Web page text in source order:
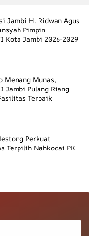
Jambi H. Ridwan Agus
Pimpin
Kota Jambi 2026-2029
Menang Munas,
Jambi Pulang Riang
Terbaik
Perkuat
Terpilih Nahkodai PK